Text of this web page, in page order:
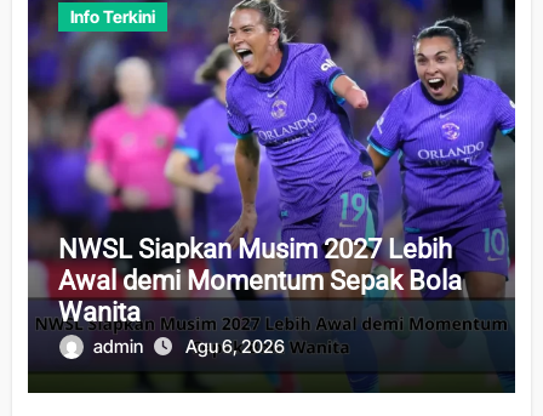
Info Terkini
NWSL Siapkan Musim 2027 Lebih
Awal demi Momentum Sepak Bola
Wanita
admin Agu 6, 2026